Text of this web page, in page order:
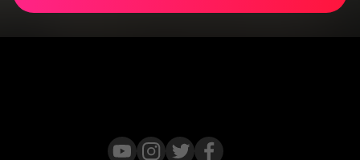
불운만 가득했던 인생에 벌어진 우연 같은 운명!